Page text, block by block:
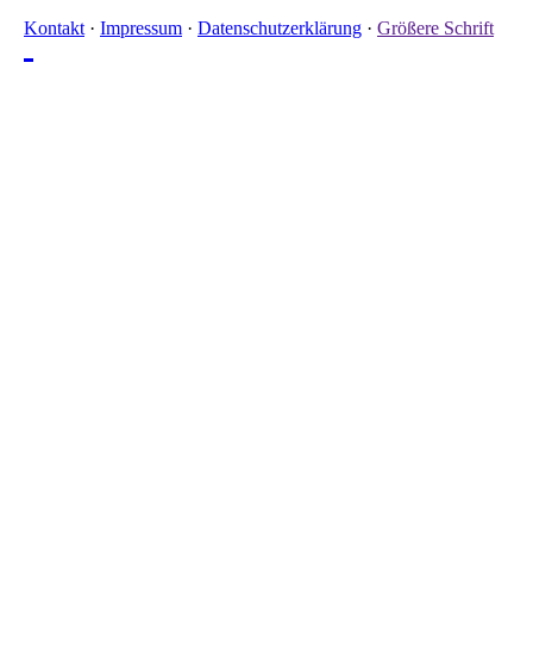
Kontakt · Impressum · Datenschutzerklärung · Größere Schrift